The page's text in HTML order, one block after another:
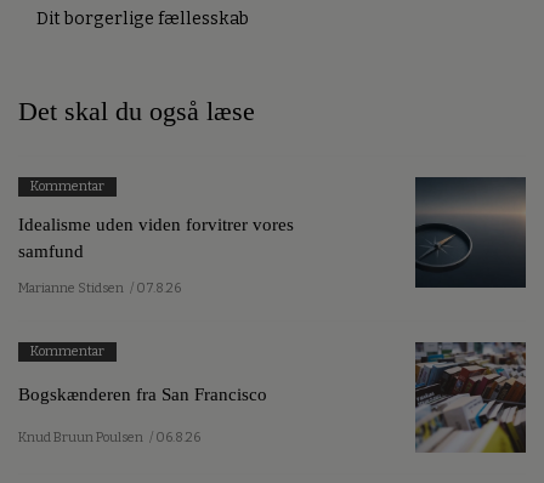
Dit borgerlige fællesskab
Det skal du også læse
Kommentar
Idealisme uden viden forvitrer vores
samfund
Marianne Stidsen / 07.8.26
Kommentar
Bogskænderen fra San Francisco
Knud Bruun Poulsen / 06.8.26